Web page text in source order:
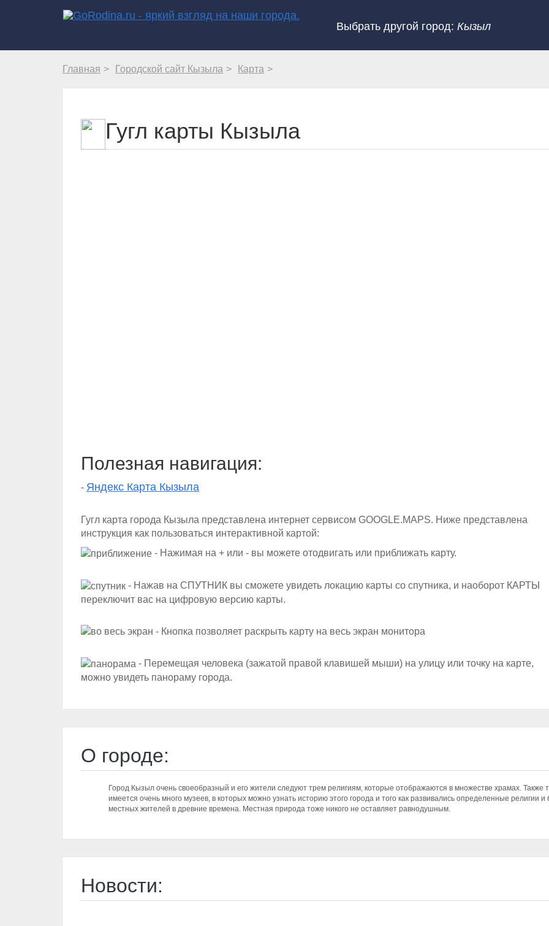
Выбрать другой город: Кызыл
Главная Городской сайт Кызыла Карта
Гугл карты Кызыла
Полезная навигация:
- Яндекс Карта Кызыла
Гугл карта города Кызыла представлена интернет сервисом GOOGLE.MAPS. Ниже представлена
инструкция как пользоваться интерактивной картой:
- Нажимая на + или - вы можете отодвигать или приближать карту.
- Нажав на СПУТНИК вы сможете увидеть локацию карты со спутника, и наоборот КАРТЫ
переключит вас на цифровую версию карты.
- Кнопка позволяет раскрыть карту на весь экран монитора
- Перемещая человека (зажатой правой клавишей мыши) на улицу или точку на карте,
можно увидеть панораму города.
О городе:
Город Кызыл очень своеобразный и его жители следуют трем религиям, которые отображаются в множестве храмах. Также
имеется очень много музеев, в которых можно узнать историю этого города и того как развивались определенные религии и
местных жителей в древние времена. Местная природа тоже никого не оставляет равнодушным.
Новости: